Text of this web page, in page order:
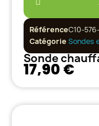
RéférenceC10-
Catégorie Sondes
Sonde
17,90 €